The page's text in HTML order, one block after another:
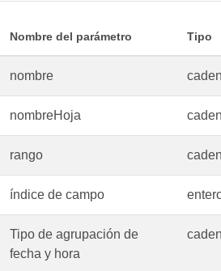
Nombre del parámetro Tipo
nombre
nombreHoja
rango
índice de campo
Tipo de agrupación de
fecha y hora